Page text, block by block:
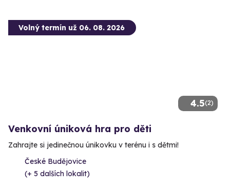
4.5(2)
Volný termín už 06. 08. 2026
Venkovní úniková hra pro děti
Zahrajte si jedinečnou únikovku v terénu i s dětmi!
České Budějovice
(+ 5 dalších lokalit)